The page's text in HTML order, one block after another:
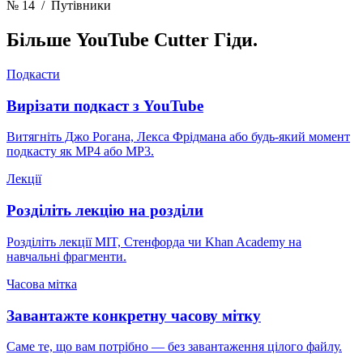
№ 14 / Путівники
Більше YouTube Cutter Гіди.
Подкасти
Вирізати подкаст з YouTube
Витягніть Джо Рогана, Лекса Фрідмана або будь-який момент
подкасту як MP4 або MP3.
Лекції
Розділіть лекцію на розділи
Розділіть лекції MIT, Стенфорда чи Khan Academy на
навчальні фрагменти.
Часова мітка
Завантажте конкретну часову мітку
Саме те, що вам потрібно — без завантаження цілого файлу.